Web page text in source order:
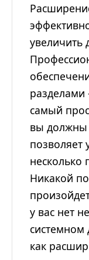
увеличить
разделами
самый
вы должны
позволяет
Никакой
у вас нет
системном
как